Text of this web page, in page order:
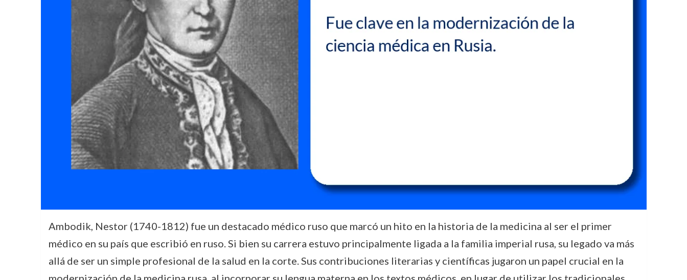
Ambodik, Nestor (1740-1812) fue un destacado médico ruso que marcó un hito en la historia de la medicina al ser el primer
médico en su país que escribió en ruso. Si bien su carrera estuvo principalmente ligada a la familia imperial rusa, su legado va más
allá de ser un simple profesional de la salud en la corte. Sus contribuciones literarias y científicas jugaron un papel crucial en la